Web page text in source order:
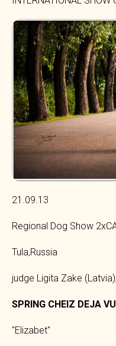
21.09.13
Regional Dog Show
Tula,Russia
judge Ligita Zake
SPRING CHEIZ DEJA VU
"Elizabet"